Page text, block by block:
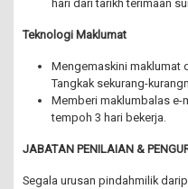
hari dari tarikh terimaan
Teknologi Maklumat
Mengemaskini maklumat
Tangkak sekurang-
Memberi maklumbalas e-
tempoh 3 hari bekerja.
JABATAN PENILAIAN &
Segala urusan pindahmilik